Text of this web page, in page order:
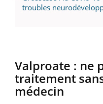
troubles
Valproate : ne
traitement
médecin